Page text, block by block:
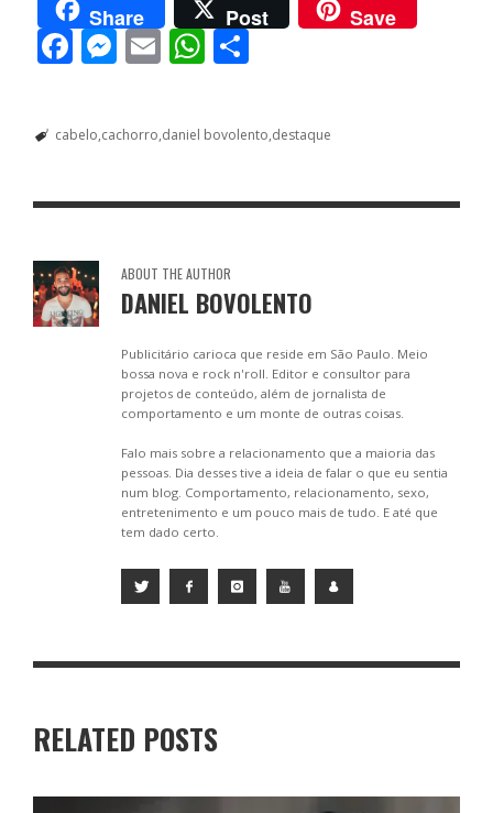
Share Post Save
F
e
b
o
k
M
ss
e
g
er
E
ai
l
W
at
s
p
p
ar
e
cabelo cachorro daniel bovolento destaque
ABOUT THE AUTHOR
DANIEL BOVOLENTO
Publicitário carioca que reside em São Paulo. Meio
bossa nova e rock n'roll. Editor e consultor para
projetos de conteúdo, além de jornalista de
comportamento e um monte de outras coisas.
Falo mais sobre a relacionamento que a maioria das
pessoas. Dia desses tive a ideia de falar o que eu sentia
num blog. Comportamento, relacionamento, sexo,
entretenimento e um pouco mais de tudo. E até que
tem dado certo.
RELATED POSTS